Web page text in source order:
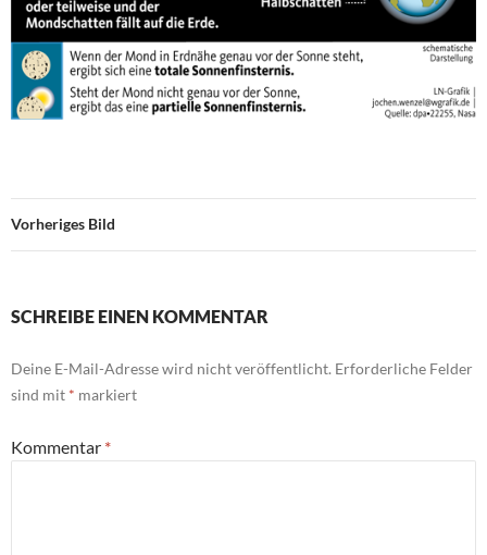
Vorheriges Bild
SCHREIBE EINEN KOMMENTAR
Deine E-Mail-Adresse wird nicht veröffentlicht. Erforderliche Felder
sind mit * markiert
Kommentar *